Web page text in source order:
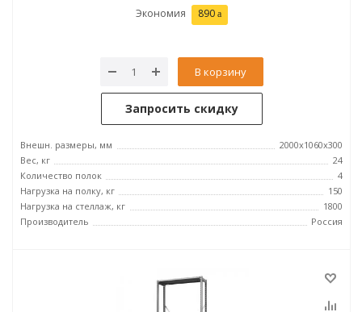
Экономия 890
В корзину
Запросить скидку
Внешн. размеры, мм
2000х1060х300
Вес, кг
24
Количество полок
4
Нагрузка на полку, кг
150
Нагрузка на стеллаж, кг
1800
Производитель
Россия